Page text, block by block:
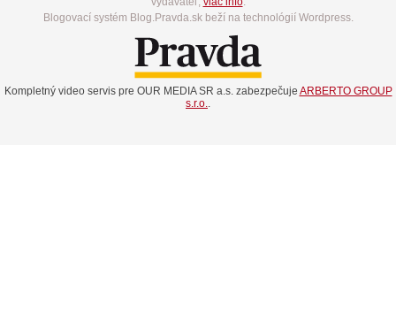
Blogovací systém Blog.Pravda.sk beží na technológií Wordpress.
Kompletný video servis pre OUR MEDIA SR a.s. zabezpečuje ARBERTO GROUP
s.r.o.